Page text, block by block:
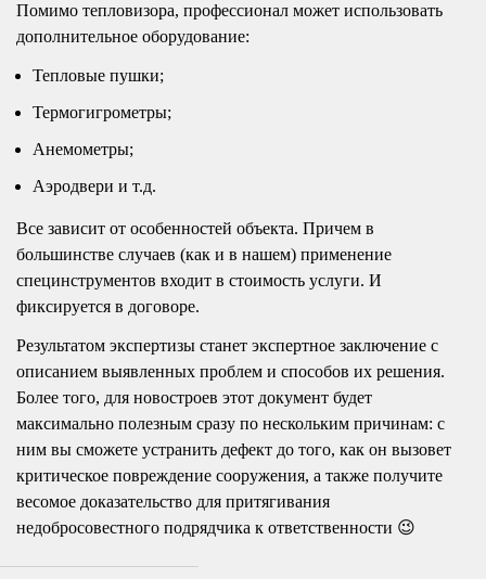
Помимо тепловизора, профессионал может использовать
дополнительное оборудование:
Тепловые пушки;
Термогигрометры;
Анемометры;
Аэродвери и т.д.
Все зависит от особенностей объекта. Причем в
большинстве случаев (как и в нашем) применение
специнструментов входит в стоимость услуги. И
фиксируется в договоре.
Результатом экспертизы станет экспертное заключение с
описанием выявленных проблем и способов их решения.
Более того, для новостроев этот документ будет
максимально полезным сразу по нескольким причинам: с
ним вы сможете устранить дефект до того, как он вызовет
критическое повреждение сооружения, а также получите
весомое доказательство для притягивания
недобросовестного подрядчика к ответственности 😉